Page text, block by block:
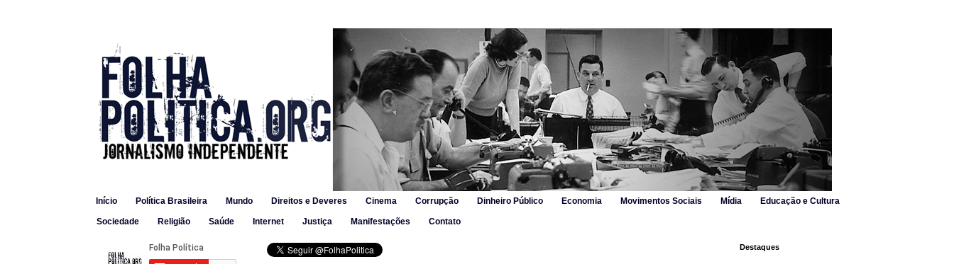
Início Política Brasileira Mundo Direitos e Deveres Cinema Corrupção Dinheiro Público Economia Movimentos Sociais Mídia Educação e Cultura
Sociedade Religião Saúde Internet Justiça Manifestações Contato
Destaques